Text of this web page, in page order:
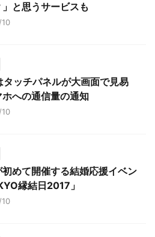
と思うサービスも
ッチパネルが大画面で見易
ホへの通信量の通知
めて開催する結婚応援イベン
縁結日2017」